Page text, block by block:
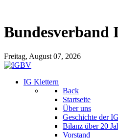
Bundesverband
Freitag, August 07, 2026
IG Klettern
Back
Startseite
Über uns
Geschichte der IG
Bilanz über 20
Vorstand